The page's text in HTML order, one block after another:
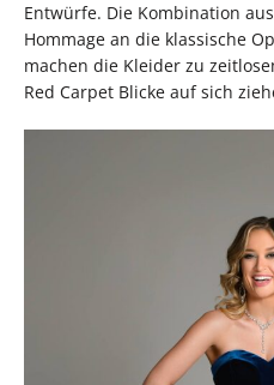
Entwürfe. Die Kombination
Hommage an die klassische
machen die Kleider zu
Red Carpet Blicke auf sich